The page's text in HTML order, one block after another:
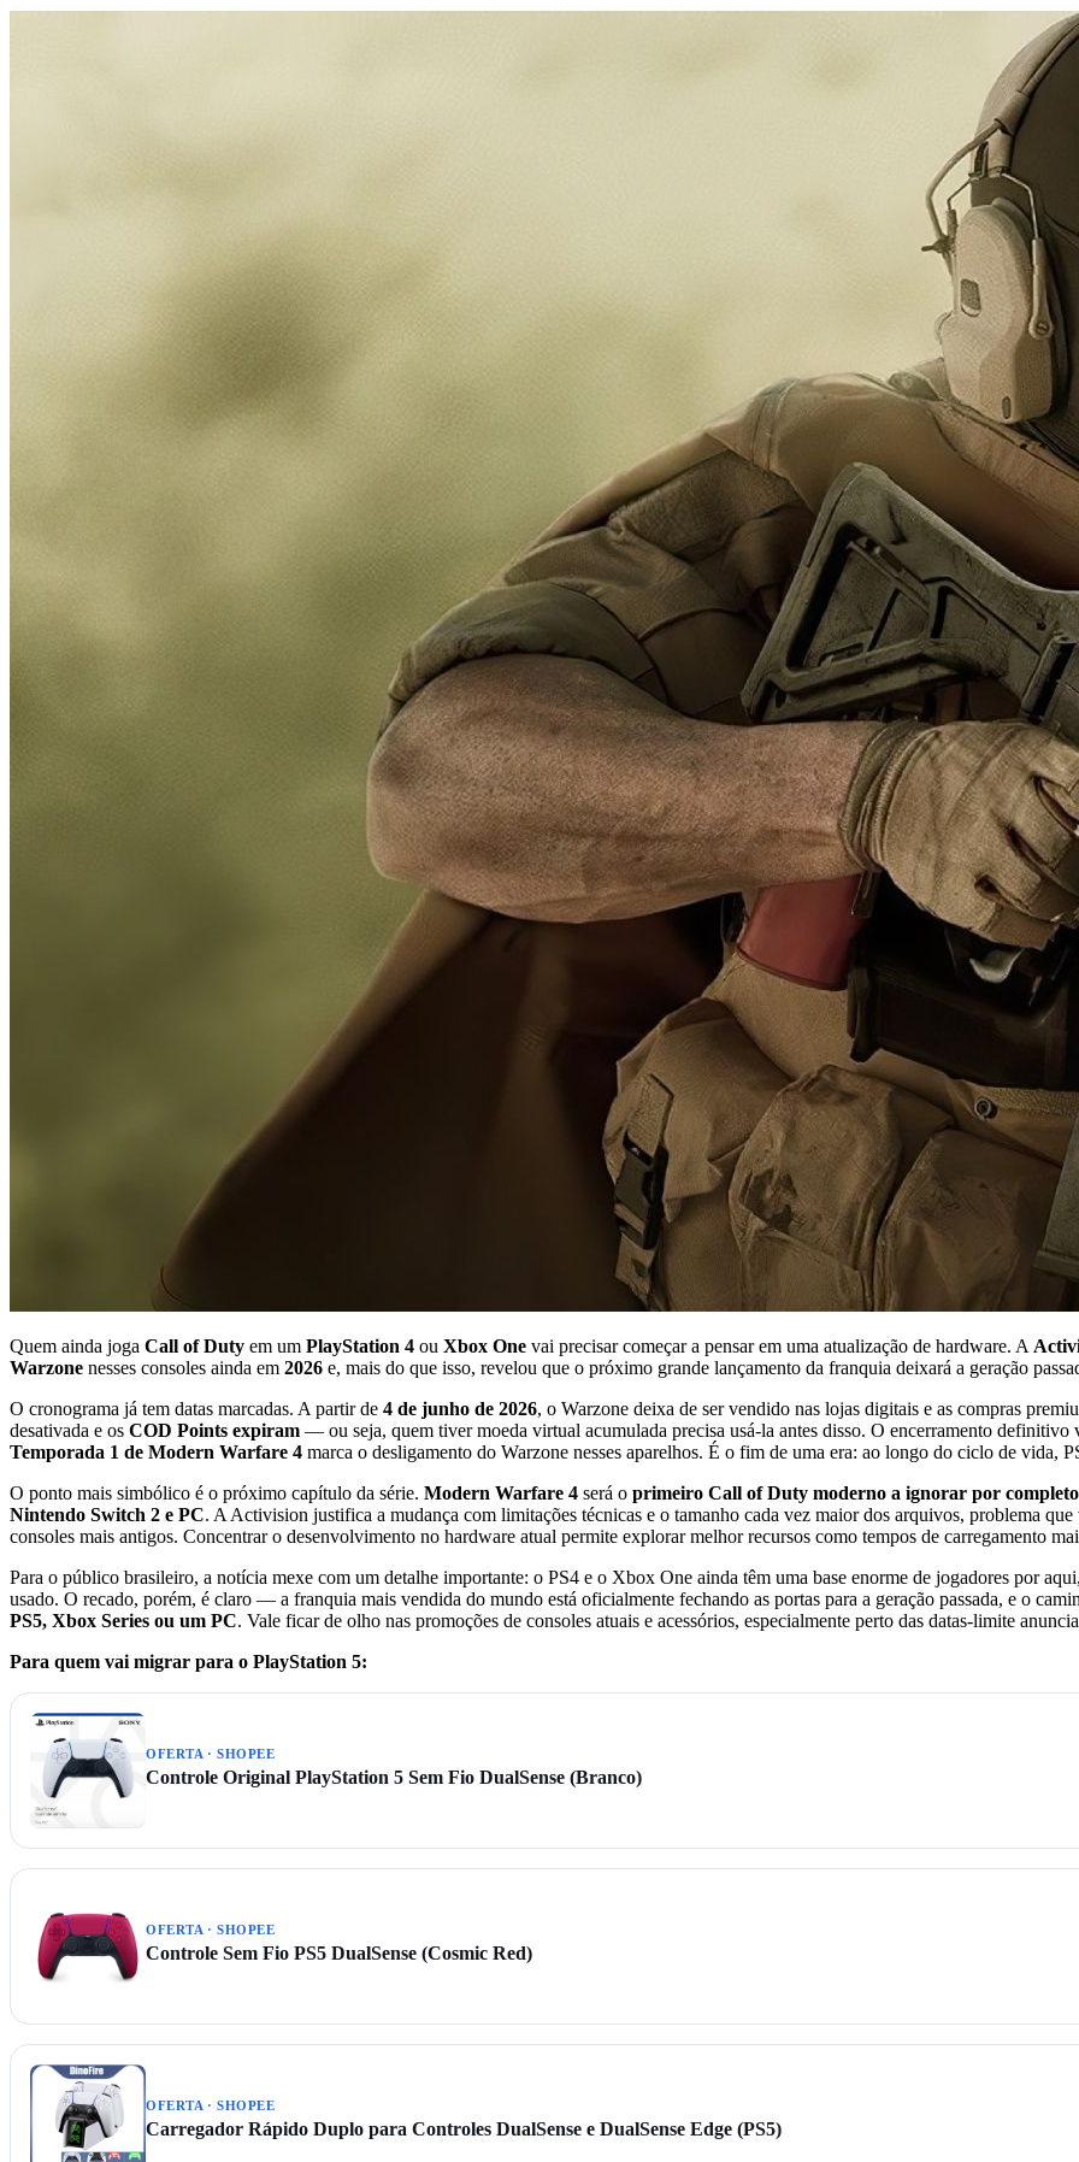
Quem ainda joga Call of Duty em um PlayStation 4 ou Xbox One vai precisar começar a pensar em uma atualização de hardware. A
Warzone nesses consoles ainda em 2026 e, mais do que isso, revelou que o próximo grande lançamento da franquia deixará a geração
O cronograma já tem datas marcadas. A partir de 4 de junho de 2026, o Warzone deixa de ser vendido nas lojas digitais e as compras
desativada e os COD Points expiram — ou seja, quem tiver moeda virtual acumulada precisa usá-la antes disso. O encerramento definitivo
Temporada 1 de Modern Warfare 4 marca o desligamento do Warzone nesses aparelhos. É o fim de uma era: ao longo do ciclo de vida,
O ponto mais simbólico é o próximo capítulo da série. Modern Warfare 4 será o primeiro Call of Duty moderno a ignorar por
Nintendo Switch 2 e PC. A Activision justifica a mudança com limitações técnicas e o tamanho cada vez maior dos arquivos, problema
consoles mais antigos. Concentrar o desenvolvimento no hardware atual permite explorar melhor recursos como tempos de carregamento
Para o público brasileiro, a notícia mexe com um detalhe importante: o PS4 e o Xbox One ainda têm uma base enorme de jogadores por
usado. O recado, porém, é claro — a franquia mais vendida do mundo está oficialmente fechando as portas para a geração passada, e o
PS5, Xbox Series ou um PC. Vale ficar de olho nas promoções de consoles atuais e acessórios, especialmente perto das datas-limite
Para quem vai migrar para o PlayStation 5:
OFERTA · SHOPEE
Controle Original PlayStation 5 Sem Fio DualSense (Branco)
OFERTA · SHOPEE
Controle Sem Fio PS5 DualSense (Cosmic Red)
OFERTA · SHOPEE
Carregador Rápido Duplo para Controles DualSense e DualSense Edge (PS5)